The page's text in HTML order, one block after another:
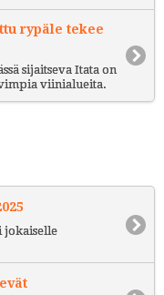
rypäle tekee
sijaitseva Itata on
viinialueita.
jokaiselle